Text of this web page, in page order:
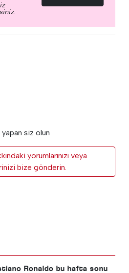
siz olun
yorumlarınızı veya
bize gönderin.
Ronaldo bu hafta sonu